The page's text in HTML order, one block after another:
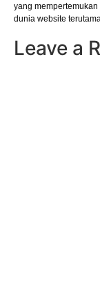
yang
dunia website
Leave a